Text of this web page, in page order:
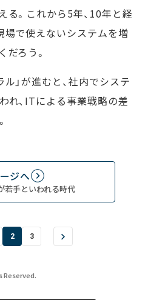
る。これから5年、10年と経
場で使えないシステムを増
ろう。
」が進むと、社内でシステ
れ、ITによる事業戦略の差
ジへ
若手といわれる時代
2 3
Reserved.